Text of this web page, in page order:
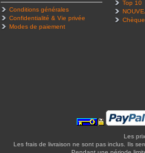
Conditions générales
Confidentialité & Vie privée
Modes de paiement
Top 10
Les
Les frais de livraison ne sont pas inclus. Ils